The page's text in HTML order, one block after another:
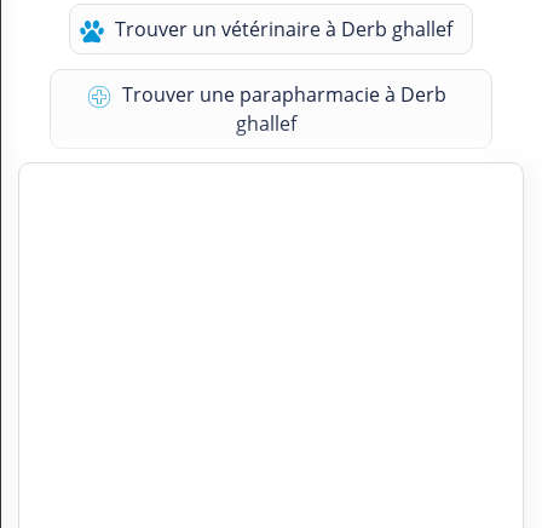
Trouver un vétérinaire à Derb ghallef
Trouver une parapharmacie à Derb
ghallef